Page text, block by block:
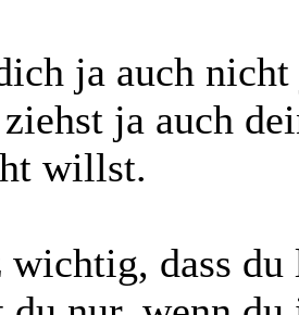
ja auch
ja auch
willst.
wichtig, dass